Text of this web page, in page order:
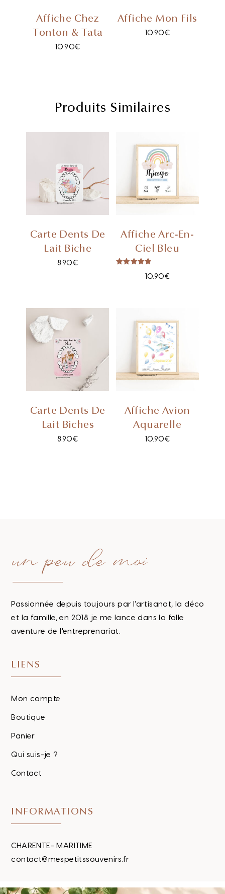
Affiche Chez
Tonton & Tata
10.90€
Affiche Mon Fils
10.90€
Produits Similaires
Carte Dents De
Lait Biche
8.90€
Affiche Arc-En-
Ciel Bleu
10.90€
Carte Dents De
Lait Biches
8.90€
Affiche Avion
Aquarelle
10.90€
un peu de moi
Passionnée depuis toujours par l'artisanat, la déco
et la famille, en 2018 je me lance dans la folle
aventure de l'entreprenariat.
LIENS
Mon compte
Boutique
Panier
Qui suis-je ?
Contact
INFORMATIONS
CHARENTE- MARITIME
contact@mespetitssouvenirs.fr